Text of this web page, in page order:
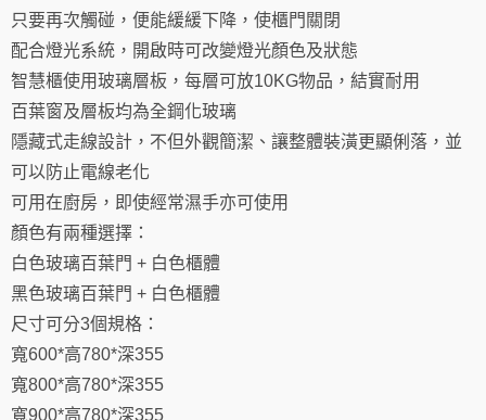
只要再次觸碰，便能緩緩下降，使櫃門關閉
配合燈光系統，開啟時可改變燈光顏色及狀態
智慧櫃使用玻璃層板，每層可放10KG物品，結實耐用
百葉窗及層板均為全鋼化玻璃
隱藏式走線設計，不但外觀簡潔、讓整體裝潢更顯俐落，並
可以防止電線老化
可用在廚房，即使經常濕手亦可使用
顏色有兩種選擇：
白色玻璃百葉門 + 白色櫃體
黑色玻璃百葉門 + 白色櫃體
尺寸可分3個規格：
寬600*高780*深355
寬800*高780*深355
寬900*高780*深355